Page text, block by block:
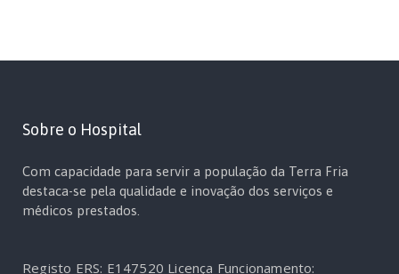
Sobre o Hospital
Com capacidade para servir a população da Terra Fria
destaca-se pela qualidade e inovação dos serviços e
médicos prestados.
Registo ERS: E147520 Licença Funcionamento: